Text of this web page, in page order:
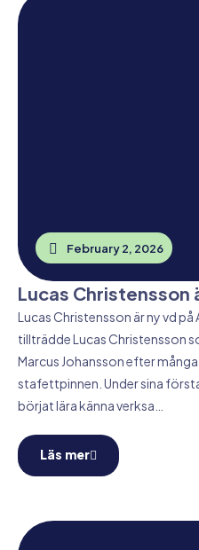
February 2, 2026
Lucas Christensson
Lucas Christensson är ny vd
tillträdde Lucas Christensson
Marcus Johansson efter
stafettpinnen. Under sina
börjat lära känna verksa…
Läs mer